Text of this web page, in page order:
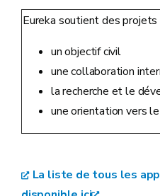
Eureka soutient des
un objectif civil
une collaboration
la recherche et le
une orientation vers
La liste de tous les